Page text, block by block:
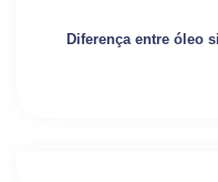
Diferença entre óleo